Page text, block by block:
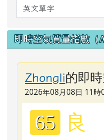
英文單字
即時空氣質量指數（
Zhongli的即
2026年08月08日 11時
65 良